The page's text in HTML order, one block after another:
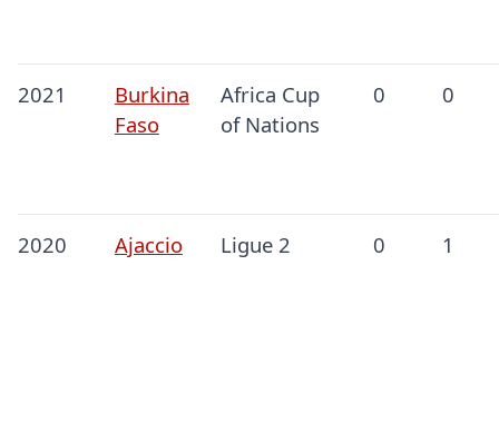
2021
Burkina
Faso
Africa Cup
of Nations
0 0
2020 Ajaccio Ligue 2 0 1